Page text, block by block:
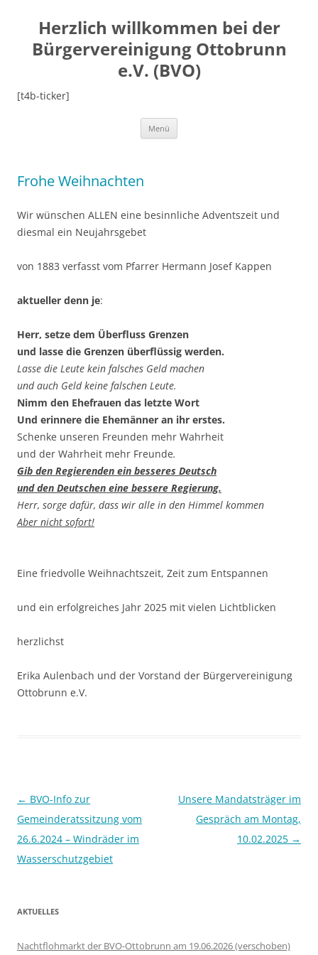
Herzlich willkommen bei der
Bürgervereinigung Ottobrunn
e.V. (BVO)
[t4b-ticker]
Menü
Frohe Weihnachten
Wir wünschen ALLEN eine besinnliche Adventszeit und
diesmal ein Neujahrsgebet
von 1883 verfasst vom Pfarrer Hermann Josef Kappen
aktueller denn je:
Herr, setze dem Überfluss Grenzen
und lasse die Grenzen überflüssig werden.
Lasse die Leute kein falsches Geld machen
und auch Geld keine falschen Leute.
Nimm den Ehefrauen das letzte Wort
Und erinnere die Ehemänner an ihr erstes.
Schenke unseren Freunden mehr Wahrheit
und der Wahrheit mehr Freunde.
Gib den Regierenden ein besseres Deutsch
und den Deutschen eine bessere Regierung.
Herr, sorge dafür, dass wir alle in den Himmel kommen
Aber nicht sofort!
Eine friedvolle Weihnachtszeit, Zeit zum Entspannen
und ein erfolgreiches Jahr 2025 mit vielen Lichtblicken
herzlichst
Erika Aulenbach und der Vorstand der Bürgervereinigung
Ottobrunn e.V.
Beitragsnavigation
← BVO-Info zur
Gemeinderatssitzung vom
26.6.2024 – Windräder im
Wasserschutzgebiet
Unsere Mandatsträger im
Gespräch am Montag,
10.02.2025 →
AKTUELLES
Nachtflohmarkt der BVO-Ottobrunn am 19.06.2026 (verschoben)